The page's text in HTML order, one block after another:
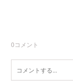
0コメント